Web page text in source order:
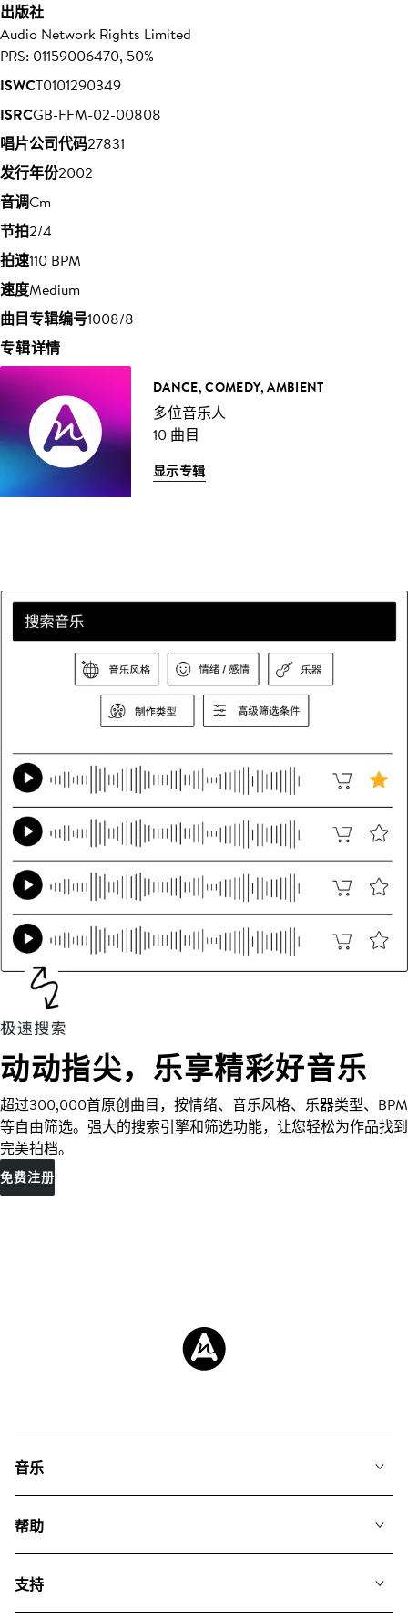
出版社
Audio Network Rights Limited
PRS: 01159006470, 50%
ISWCT0101290349
ISRCGB-FFM-02-00808
唱片公司代码27831
发行年份2002
音调Cm
节拍2/4
拍速110 BPM
速度Medium
曲目专辑编号1008/8
专辑详情
DANCE, COMEDY, AMBIENT
多位音乐人
10 曲目
显示专辑
动动指尖，乐享精彩好音乐
超过300,000首原创曲目，按情绪、音乐风格、乐器类型、BPM
等自由筛选。强大的搜索引擎和筛选功能，让您轻松为作品找到
完美拍档。
免费注册
音乐
搜索
专辑
帮助
我们如何运用AI
支持